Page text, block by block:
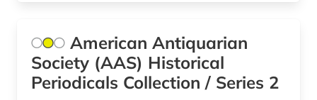
geschichte 1691-1820 (1)
geschichte 1700-1900 (1)
Slowakei (2)
Slowenien (2)
American Antiquarian
Society (AAS) Historical
Periodicals Collection / Series 2